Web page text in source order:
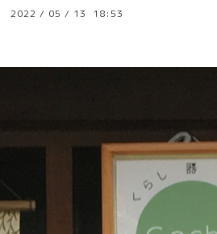
2022 / 05 / 13 18:53